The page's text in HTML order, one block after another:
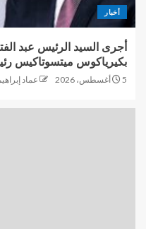
أخبار
أجرى السيد الرئيس عبد
بكيرياكوس ميتسوتاكيس
5 أغسطس، 2026 عماد